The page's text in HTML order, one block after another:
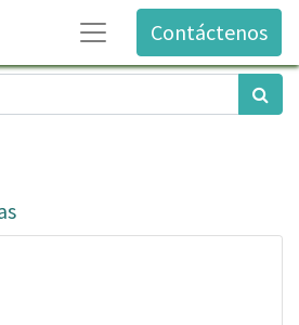
Contáctenos